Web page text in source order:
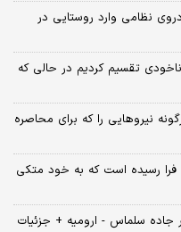
اسرائیل به خاک سوریه/ 5 خودروی نظامی وارد روستایی در
تقسیم کردیم در حالی که
نیروهایی را که برای محاصره
فرا رسیده است که به خود متکی